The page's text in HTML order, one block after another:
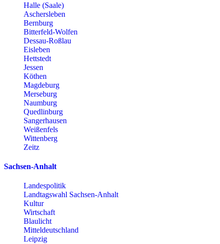
Halle (Saale)
Aschersleben
Bernburg
Bitterfeld-Wolfen
Dessau-Roßlau
Eisleben
Hettstedt
Jessen
Köthen
Magdeburg
Merseburg
Naumburg
Quedlinburg
Sangerhausen
Weißenfels
Wittenberg
Zeitz
Sachsen-Anhalt
Landespolitik
Landtagswahl Sachsen-Anhalt
Kultur
Wirtschaft
Blaulicht
Mitteldeutschland
Leipzig